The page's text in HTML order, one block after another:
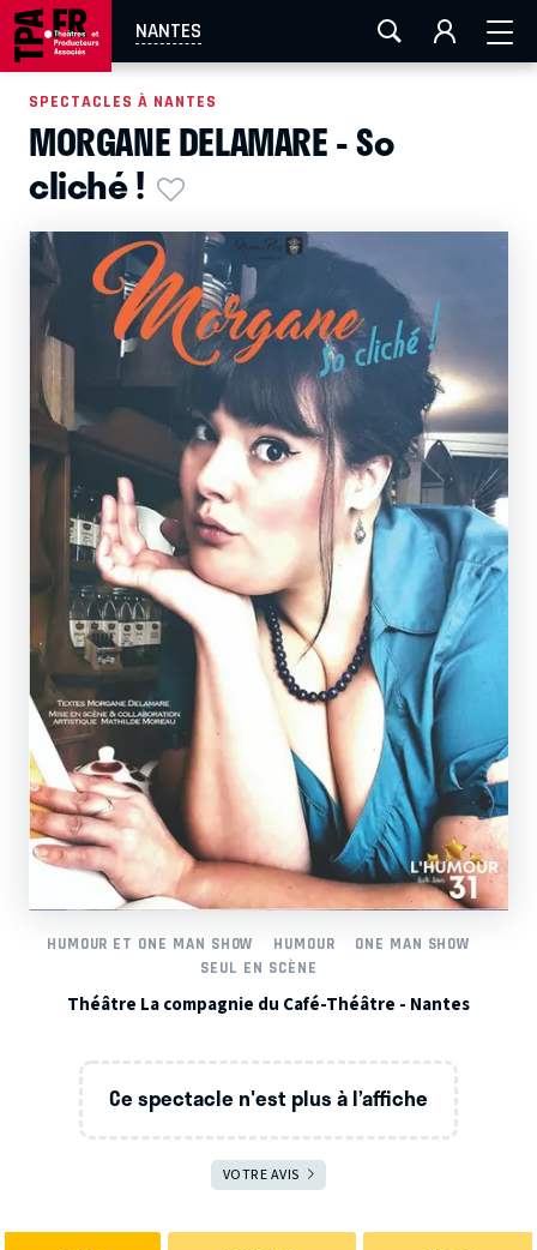
NANTES
AIX-MARSEILLE AURAY LA ROCHELLE
EN TOURNÉE
SPECTACLES À NANTES
MORGANE DELAMARE - So
cliché !
HUMOUR ET ONE MAN SHOW HUMOUR
ONE MAN SHOW
SEUL EN SCÈNE
Théâtre La compagnie du Café-Théâtre - Nantes
Ce spectacle n'est plus à l’affiche
VOTRE AVIS